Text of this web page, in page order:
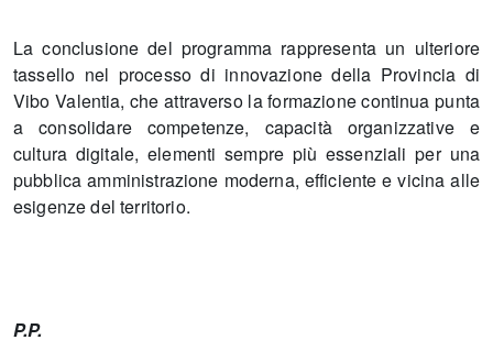
La conclusione del programma rappresenta un ulteriore
tassello nel processo di innovazione della Provincia di
Vibo Valentia, che attraverso la formazione continua punta
a consolidare competenze, capacità organizzative e
cultura digitale, elementi sempre più essenziali per una
pubblica amministrazione moderna, efficiente e vicina alle
esigenze del territorio.
P.P.